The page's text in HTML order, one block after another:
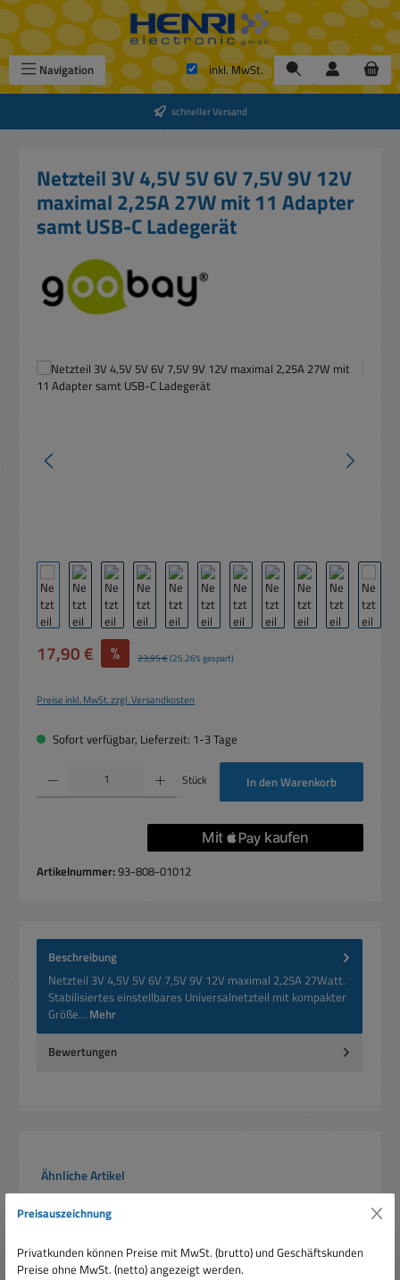
Zum Hauptinhalt springen
Navigation inkl. MwSt.
schneller Versand
Netzteil 3V 4,5V 5V 6V 7,5V 9V 12V
maximal 2,25A 27W mit 11 Adapter
samt USB-C Ladegerät
Bildergalerie überspringen
Verkaufspreis:
17,90 € % Regulärer Preis:
23,95 €(25.26% gespart)
Preise inkl. MwSt. zzgl. Versandkosten
Sofort verfügbar, Lieferzeit: 1-3 Tage
Produkt Anzahl: Gib den gewünschten Wert ein oder benutze die Schaltflächen um
Stück In den Warenkorb
Artikelnummer:93-808-01012
Beschreibung
Netzteil 3V 4,5V 5V 6V 7,5V 9V 12V maximal 2,25A 27Watt.
Stabilisiertes einstellbares Universalnetzteil mit kompakter
Größe… Mehr
Bewertungen
Produktgalerie überspringen
Ähnliche Artikel
%Rabatt
Preisauszeichnung
Privatkunden können Preise mit MwSt. (brutto) und Geschäftskunden
Preise ohne MwSt. (netto) angezeigt werden.